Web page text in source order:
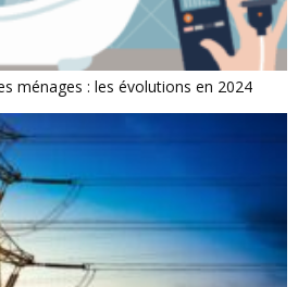
ménages : les évolutions en 2024